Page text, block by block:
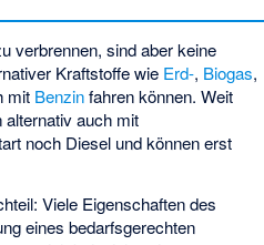
verbrennen, sind aber keine
Kraftstoffe wie Erd-, Biogas,
mit Benzinfahren können. Weit
alternativ auch mit
noch Diesel und können erst
Viele Eigenschaften des
eines bedarfsgerechten